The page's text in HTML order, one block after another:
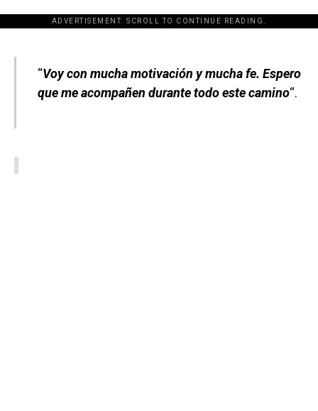
ADVERTISEMENT. SCROLL TO CONTINUE READING.
[adsforwp id="243463"]
“Voy con mucha motivación y mucha fe. Espero
que me acompañen durante todo este camino“.